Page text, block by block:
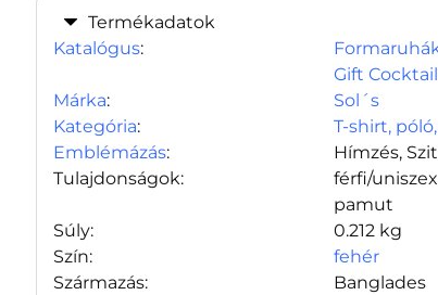
Termékadatok
Katalógus:
Gift
Márka:
Sol´s
Kategória:
T-shirt,
Emblémázás:
Hímzés,
Tulajdonságok:
férfi/
pamut
Súly:
0.212 kg
Szín:
fehér
Származás:
Banglades